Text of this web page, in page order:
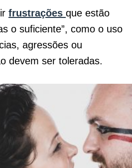
frustrações que estão
o suficiente”, como o uso
agressões ou
devem ser toleradas.